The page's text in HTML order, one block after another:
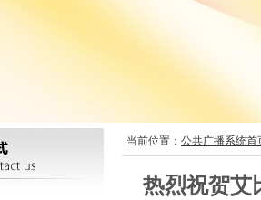
当前位置： 公共广播系统首
热烈祝贺艾